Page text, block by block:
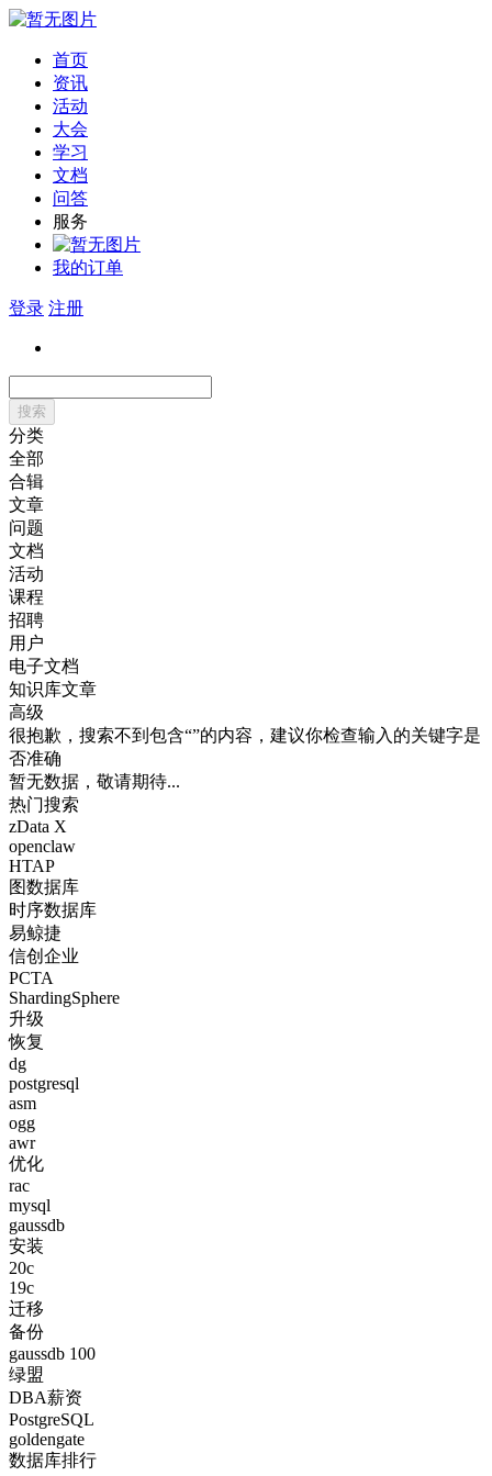
首页
资讯
活动
大会
学习
文档
问答
服务
我的订单
登录 注册
搜索
分类
全部
合辑
文章
问题
文档
活动
课程
招聘
用户
电子文档
知识库文章
高级
很抱歉，搜索不到包含“”的内容，建议你检查输入的关键字是
否准确
暂无数据，敬请期待...
热门搜索
zData X
openclaw
HTAP
图数据库
时序数据库
易鲸捷
信创企业
PCTA
ShardingSphere
升级
恢复
dg
postgresql
asm
ogg
awr
优化
rac
mysql
gaussdb
安装
20c
19c
迁移
备份
gaussdb 100
绿盟
DBA薪资
PostgreSQL
goldengate
数据库排行